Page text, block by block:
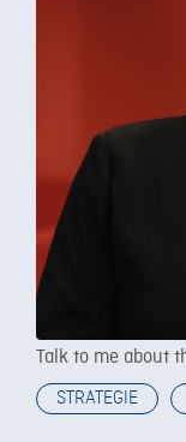
Talk to me about
STRATEGIE